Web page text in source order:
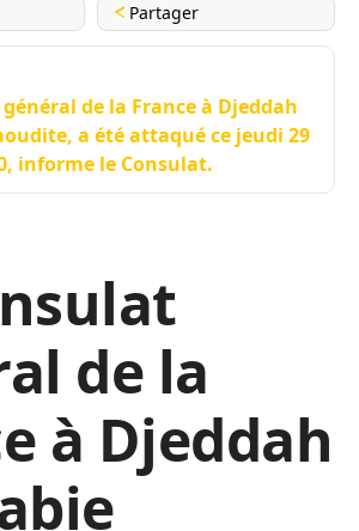
Partager
de la France à Djeddah
a été attaqué ce jeudi 29
informe le Consulat.
de la
à Djeddah